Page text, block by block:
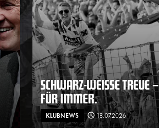
SCHWARZ-WEISSE TREUE – F
ÜR IMMER.
KLUBNEWS 18.07.2026